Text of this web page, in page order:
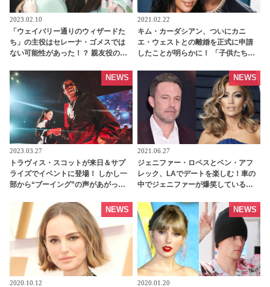
2023.02.10
「ウェイバリー通りのウィザードた
ち」の主役はセレーナ・ゴメスでは
ない可能性があった！？ 親友役の女
tvgroove
2021.02.22
キム・カーダシアン、ついにカニ
エ・ウェストとの離婚を正式に申請
したことが明らかに！ 「子供たちの
2023.03.27
トラヴィス・スコットが来日＆サプ
ライズでイベントに登場！ しかし一
部から“ブーイング”の声があがって
り］ - tvgroove
NEWS
2021.06.27
ジェニファー・ロペスとベン・アフ
レック、LAでデートを楽しむ！車の
中でジェニファーが爆笑している姿
tvgroove
NEWS
2020.10.12
NEWS
2020.01.20
NEWS